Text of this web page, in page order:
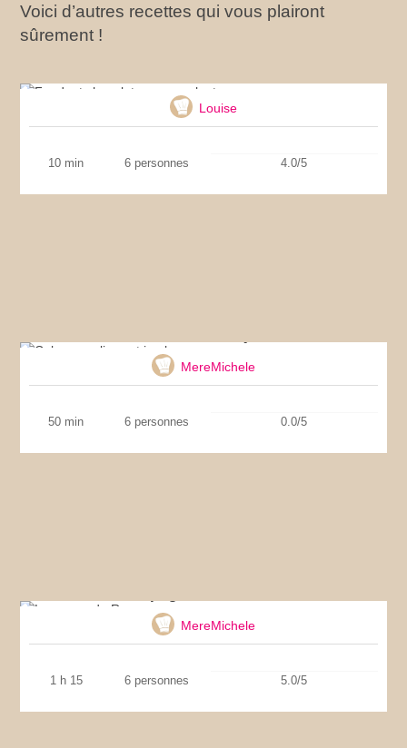
Voici d’autres recettes qui vous plairont
sûrement !
Louise
10 min 6 personnes 4.0/5
MereMichele
50 min 6 personnes 0.0/5
MereMichele
1 h 15 6 personnes 5.0/5